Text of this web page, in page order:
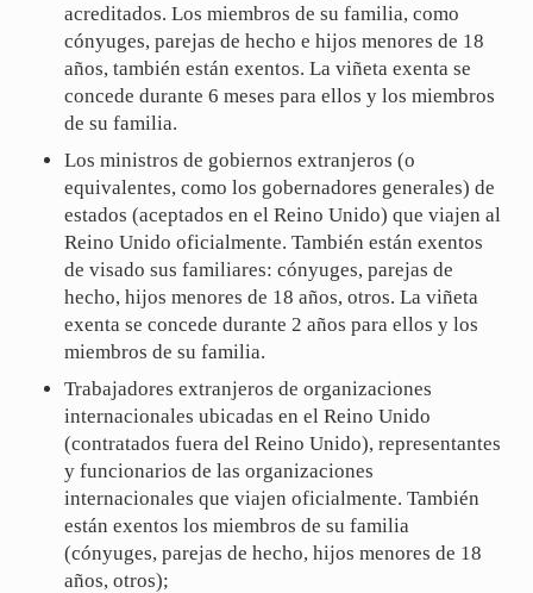
acreditados. Los miembros de su familia, como
cónyuges, parejas de hecho e hijos menores de 18
años, también están exentos. La viñeta exenta se
concede durante 6 meses para ellos y los miembros
de su familia.
Los ministros de gobiernos extranjeros (o
equivalentes, como los gobernadores generales) de
estados (aceptados en el Reino Unido) que viajen al
Reino Unido oficialmente. También están exentos
de visado sus familiares: cónyuges, parejas de
hecho, hijos menores de 18 años, otros. La viñeta
exenta se concede durante 2 años para ellos y los
miembros de su familia.
Trabajadores extranjeros de organizaciones
internacionales ubicadas en el Reino Unido
(contratados fuera del Reino Unido), representantes
y funcionarios de las organizaciones
internacionales que viajen oficialmente. También
están exentos los miembros de su familia
(cónyuges, parejas de hecho, hijos menores de 18
años, otros);